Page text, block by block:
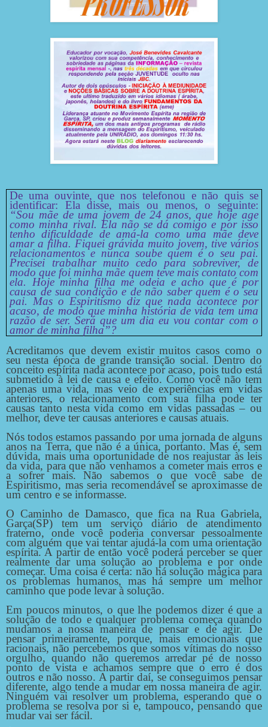
De uma ouvinte, que nos telefonou e não quis se
identificar: Ela disse, mais ou menos, o seguinte:
“Sou mãe de uma jovem de 24 anos, que hoje age
como minha rival. Ela não se dá comigo e por isso
tenho dificuldade de amá-la como uma mãe deve
amar a filha. Fiquei grávida muito jovem, tive vários
relacionamentos e nunca soube quem é o seu pai.
Precisei trabalhar muito cedo para sobreviver, de
modo que foi minha mãe quem teve mais contato com
ela. Hoje minha filha me odeia e acho que é por
causa de sua condição e de não saber quem é o seu
pai. Mas o Espiritismo diz que nada acontece por
acaso, de modo que minha história de vida tem uma
razão de ser. Será que um dia eu vou contar com o
amor de minha filha”?
Acreditamos que devem existir muitos casos como o
seu nesta época de grande transição social. Dentro do
conceito espírita nada acontece por acaso, pois tudo está
submetido à lei de causa e efeito. Como você não tem
apenas uma vida, mas veio de experiências em vidas
anteriores, o relacionamento com sua filha pode ter
causas tanto nesta vida como em vidas passadas – ou
melhor, deve ter causas anteriores e causas atuais.
Nós todos estamos passando por uma jornada de alguns
anos na Terra, que não é a única, portanto. Mas é, sem
dúvida, mais uma oportunidade de nos reajustar às leis
da vida, para que não venhamos a cometer mais erros e
a sofrer mais. Não sabemos o que você sabe de
Espiritismo, mas seria recomendável se aproximasse de
um centro e se informasse.
O Caminho de Damasco, que fica na Rua Gabriela,
Garça(SP) tem um serviço diário de atendimento
fraterno, onde você poderia conversar pessoalmente
com alguém que vai tentar ajudá-la com uma orientação
espírita. A partir de então você poderá perceber se quer
realmente dar uma solução ao problema e por onde
começar. Uma coisa é certa: não há solução mágica para
os problemas humanos, mas há sempre um melhor
caminho que pode levar à solução.
Em poucos minutos, o que lhe podemos dizer é que a
solução de todo e qualquer problema começa quando
mudamos a nossa maneira de pensar e de agir. De
pensar primeiramente, porque, mais emocionais que
racionais, não percebemos que somos vítimas do nosso
orgulho, quando não queremos arredar pé de nosso
ponto de vista e achamos sempre que o erro é dos
outros e não nosso. A partir daí, se conseguimos pensar
diferente, algo tende a mudar em nossa maneira de agir.
Ninguém vai resolver um problema, esperando que o
problema se resolva por si e, tampouco, pensando que
mudar vai ser fácil.